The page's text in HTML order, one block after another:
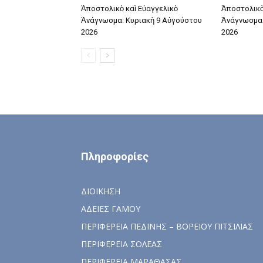
Ἀποστολικὸ καὶ Εὐαγγελικὸ
Ἀνάγνωσμα: Κυριακὴ 9 Αὐγούστου
2026
2026
Πληροφορίες
ΔΙΟΙΚΗΣΗ
ΑΔΕΙΕΣ ΓΑΜΟΥ
ΠΕΡΙΦΕΡΕΙΑ ΠΕΔΙΝΗΣ – ΒΟΡΕΙΟΥ ΠΙΤΣΙΛΙΑΣ
ΠΕΡΙΦΕΡΕΙΑ ΣΟΛΕΑΣ